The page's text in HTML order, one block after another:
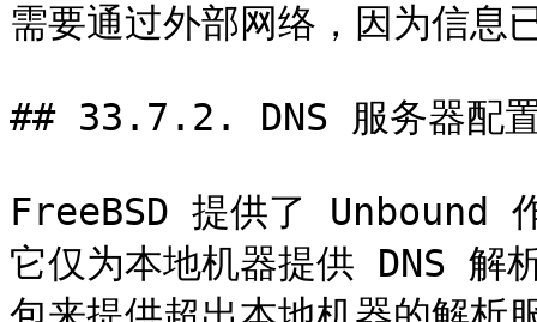
需要通过外部网络，因为信息
## 33.7.2. DNS 服务器配
FreeBSD 提供了 Unbound
它仅为本地机器提供 DNS 解